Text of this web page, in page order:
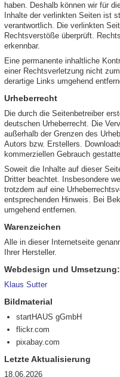
haben. Deshalb können wir für
Inhalte der verlinkten Seiten ist
verantwortlich. Die verlinkten
Rechtsverstöße überprüft.
erkennbar.
Eine permanente inhaltliche
einer Rechtsverletzung nicht
derartige Links umgehend
Urheberrecht
Die durch die Seitenbetreiber
deutschen Urheberrecht. Die
außerhalb der Grenzen des
Autors bzw. Erstellers.
kommerziellen Gebrauch
Soweit die Inhalte auf dieser
Dritter beachtet. Insbesondere
trotzdem auf eine
entsprechenden Hinweis. Bei
umgehend entfernen.
Warenzeichen
Alle in dieser Internetseite
Ihrer Hersteller.
Webdesign und Umsetzung:
Klaus Sutter
Bildmaterial
startHAUS gGmbH
flickr.com
pixabay.com
Letzte Aktualisierung
18.06.2026